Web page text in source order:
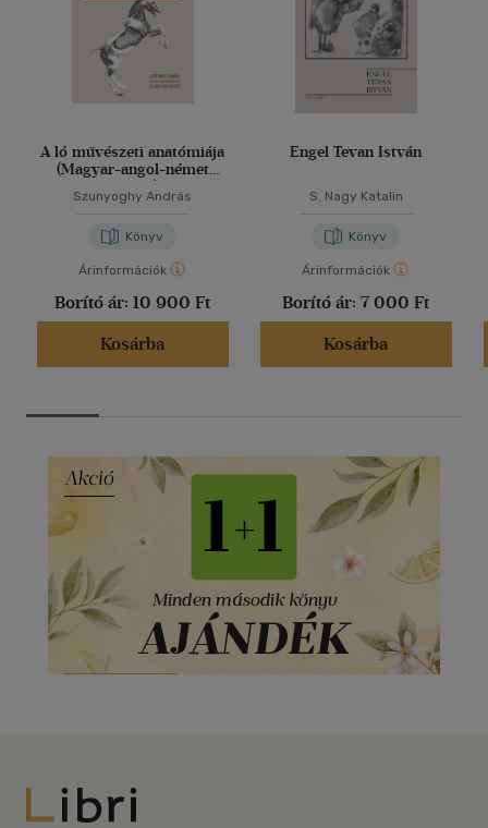
A ló művészeti anatómiája
(Magyar-angol-német
nyelvű)
Szunyoghy András
Könyv
Árinformációk
Borító ár: 10 900 Ft
Kosárba
Engel Tevan István
S. Nagy Katalin
Könyv
Árinformációk
Borító ár: 7 000 Ft
Kosárba
Libri